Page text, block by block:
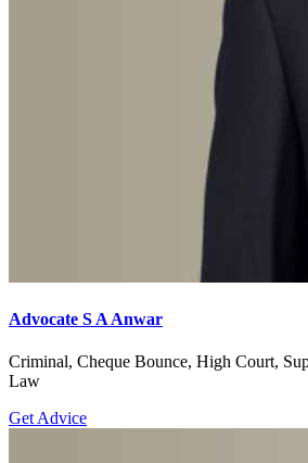
Advocate S A Anwar
Criminal, Cheque Bounce, High Court,
Law
Get Advice